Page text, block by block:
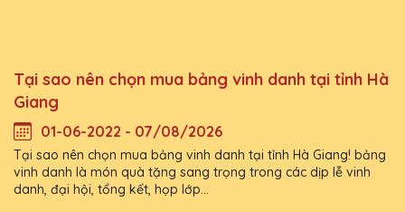
Tại sao nên chọn mua bảng vinh danh tại tỉnh Hà
Giang
01-06-2022 - 07/08/2026
Tại sao nên chọn mua bảng vinh danh tại tỉnh Hà Giang! bảng
vinh danh là món quà tặng sang trọng trong các dịp lễ vinh
danh, đại hội, tổng kết, họp lớp...